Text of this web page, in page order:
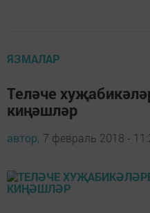
ЯЗМАЛАР
Теләче
киңәшләр
автор, 7 февраль 2018 -